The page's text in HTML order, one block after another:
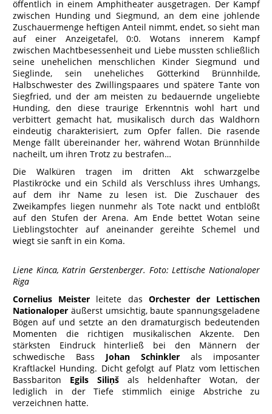
öffentlich in einem Amphitheater ausgetragen. Der Kampf
zwischen Hunding und Siegmund, an dem eine johlende
Zuschauermenge heftigen Anteil nimmt, endet, so sieht man
auf einer Anzeigetafel, 0:0. Wotans innerem Kampf
zwischen Machtbesessenheit und Liebe mussten schließlich
seine unehelichen menschlichen Kinder Siegmund und
Sieglinde, sein uneheliches Götterkind Brünnhilde,
Halbschwester des Zwillingspaares und spätere Tante von
Siegfried, und der am meisten zu bedauernde ungeliebte
Hunding, den diese traurige Erkenntnis wohl hart und
verbittert gemacht hat, musikalisch durch das Waldhorn
eindeutig charakterisiert, zum Opfer fallen. Die rasende
Menge fällt übereinander her, während Wotan Brünnhilde
nacheilt, um ihren Trotz zu bestrafen…
Die Walküren tragen im dritten Akt schwarzgelbe
Plastikröcke und ein Schild als Verschluss ihres Umhangs,
auf dem ihr Name zu lesen ist. Die Zuschauer des
Zweikampfes liegen nunmehr als Tote nackt und entblößt
auf den Stufen der Arena. Am Ende bettet Wotan seine
Lieblingstochter auf aneinander gereihte Schemel und
wiegt sie sanft in ein Koma.
Liene Kinca, Katrin Gerstenberger. Foto: Lettische Nationaloper
Riga
Cornelius Meister leitete das Orchester der Lettischen
Nationaloper äußerst umsichtig, baute spannungsgeladene
Bögen auf und setzte an den dramaturgisch bedeutenden
Momenten die richtigen musikalischen Akzente. Den
stärksten Eindruck hinterließ bei den Männern der
schwedische Bass Johan Schinkler als imposanter
Kraftlackel Hunding. Dicht gefolgt auf Platz vom lettischen
Bassbariton Egils Siliņš als heldenhafter Wotan, der
lediglich in der Tiefe stimmlich einige Abstriche zu
verzeichnen hatte.